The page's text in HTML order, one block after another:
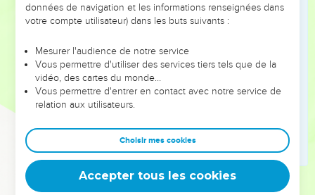
méchants aussi bien que sur les bons, et il accorde sa pluie à
ceux qui font sa volonté comme à ceux qui ne la font pas.
Si vous aimez seulement ceux qui vous aiment, allez-vous
prétendre à une récompense pour cela ? Les truands eux-
mêmes n’en font-ils pas autant ?
Et si vous réservez votre bon accueil aux gens de votre
faites-vous là d’extraordinaire ? Est-ce que les gens de tous
les pays n’agissent pas de même ?
Vous donc, soyez parfaits tout comme votre Père céleste
est parfait.
données de navigation et les informations renseignées dans
votre compte utilisateur) dans les buts suivants :
Mesurer l'audience de notre service
Vous permettre d'utiliser des services tiers tels que de la
vidéo, des cartes du monde…
Vous permettre d'entrer en contact avec notre service de
relation aux utilisateurs.
Choisir mes cookies
Accepter tous les cookies